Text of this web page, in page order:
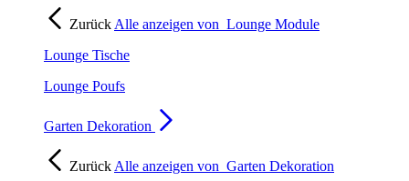
Zurück Alle anzeigen von Lounge Module
Lounge Tische
Lounge Poufs
Garten Dekoration
Zurück Alle anzeigen von Garten Dekoration